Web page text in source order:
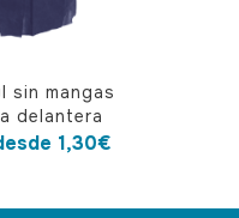
sin mangas
delantera
1,30€